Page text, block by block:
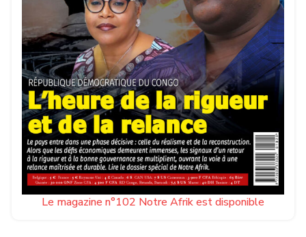
Le magazine n°102 Notre Afrik est disponible